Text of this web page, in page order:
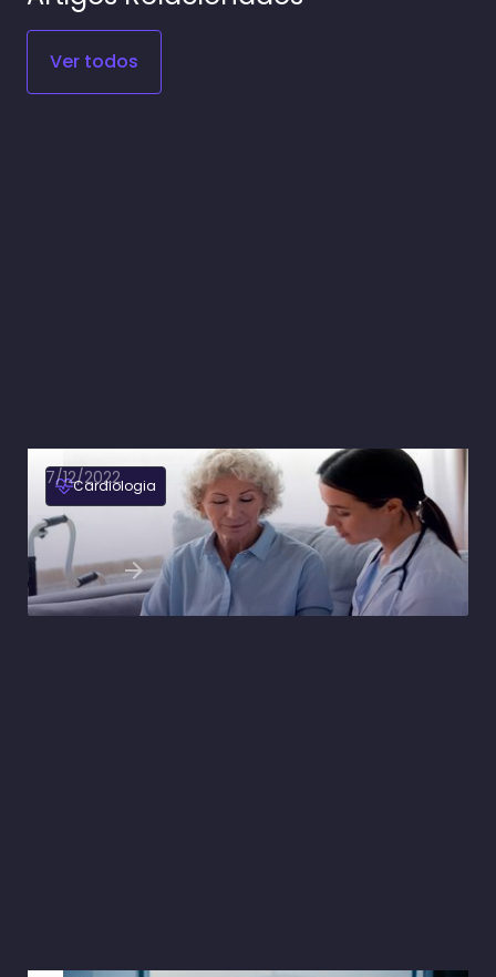
Ver todos
Cardiologia
7/12/2022
Sexo feminino e seus fatores de risco
cardiovascular
Ler artigo